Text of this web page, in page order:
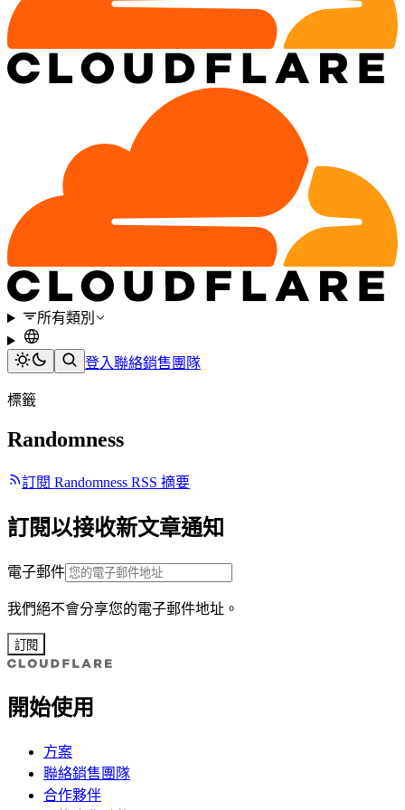
所有類別
登入聯絡銷售團隊
標籤
Randomness
訂閱 Randomness RSS 摘要
訂閱以接收新文章通知
電子郵件
我們絕不會分享您的電子郵件地址。
訂閱
開始使用
方案
聯絡銷售團隊
合作夥伴